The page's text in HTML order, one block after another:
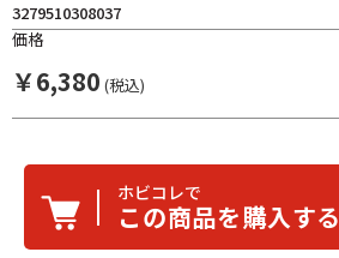
3279510308037
価格
￥6,380 (税込)
ホビコレで
この商品を購入する